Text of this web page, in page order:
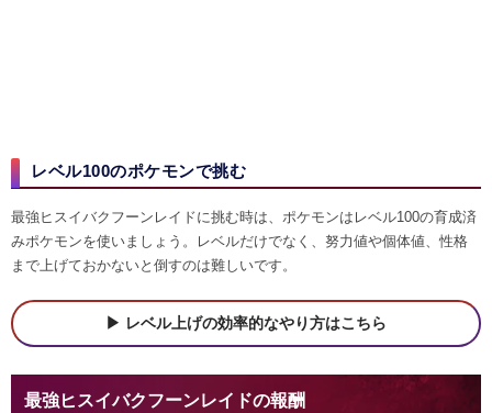
レベル100のポケモンで挑む
最強ヒスイバクフーンレイドに挑む時は、ポケモンはレベル100の育成済
みポケモンを使いましょう。レベルだけでなく、努力値や個体値、性格
まで上げておかないと倒すのは難しいです。
レベル上げの効率的なやり方はこちら
最強ヒスイバクフーンレイドの報酬